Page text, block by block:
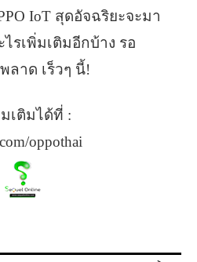
IoT สุดอัจฉริยะจะมา
รเพิ่มเติมอีกบ้าง รอ
าด เร็วๆ นี้!
เติมได้ที่ :
oppothai